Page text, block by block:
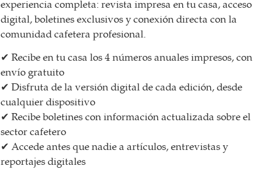
experiencia completa: revista impresa en tu casa, acceso
digital, boletines exclusivos y conexión directa con la
comunidad cafetera profesional.
✔ Recibe en tu casa los 4 números anuales impresos, con
envío gratuito
✔ Disfruta de la versión digital de cada edición, desde
cualquier dispositivo
✔ Recibe boletines con información actualizada sobre el
sector cafetero
✔ Accede antes que nadie a artículos, entrevistas y
reportajes digitales